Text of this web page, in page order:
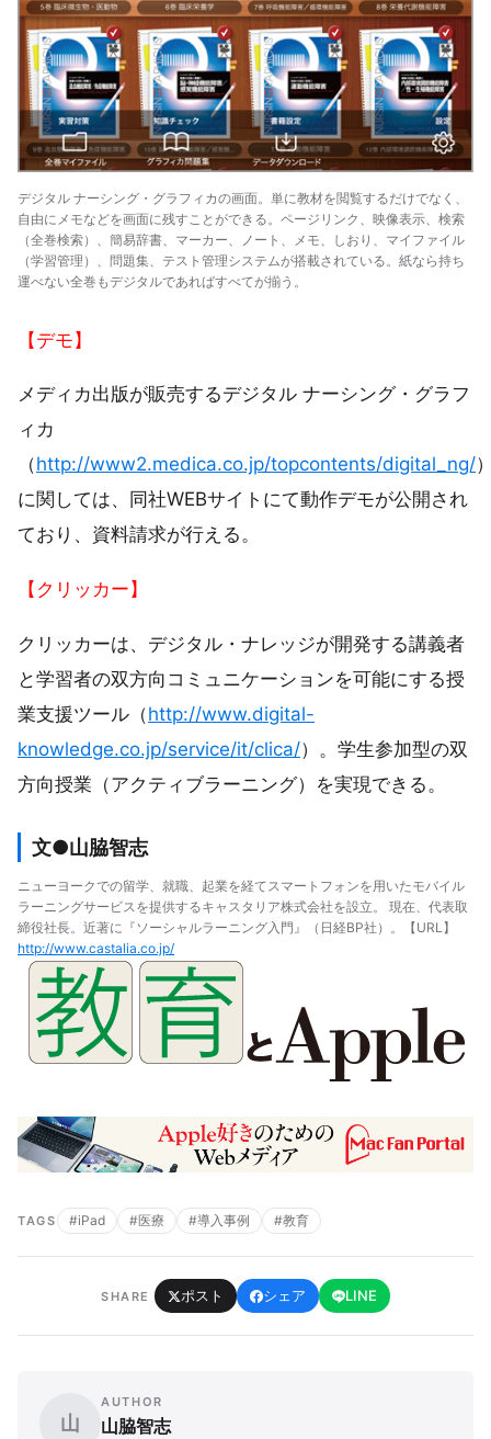
デジタル ナーシング・グラフィカの画面。単に教材を閲覧するだけでなく、
自由にメモなどを画面に残すことができる。ページリンク、映像表示、検索
（全巻検索）、簡易辞書、マーカー、ノート、メモ、しおり、マイファイル
（学習管理）、問題集、テスト管理システムが搭載されている。紙なら持ち
運べない全巻もデジタルであればすべてが揃う。
【デモ】
メディカ出版が販売するデジタル ナーシング・グラフ
ィカ
（http://www2.medica.co.jp/topcontents/digital_ng/
に関しては、同社WEBサイトにて動作デモが公開され
ており、資料請求が行える。
【クリッカー】
クリッカーは、デジタル・ナレッジが開発する講義者
と学習者の双方向コミュニケーションを可能にする授
業支援ツール（http://www.digital-
knowledge.co.jp/service/it/clica/）。学生参加型の双
方向授業（アクティブラーニング）を実現できる。
文●山脇智志
ニューヨークでの留学、就職、起業を経てスマートフォンを用いたモバイル
ラーニングサービスを提供するキャスタリア株式会社を設立。 現在、代表取
締役社長。近著に『ソーシャルラーニング入門』（日経BP社）。【URL】
http://www.castalia.co.jp/
TAGS #iPad #医療 #導入事例 #教育
SHARE ポスト シェア LINE
山
AUTHOR
山脇智志